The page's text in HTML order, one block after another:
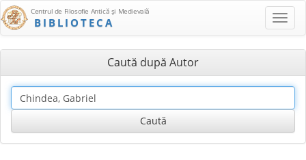
Centrul de Filosofie Antică şi Medievală
BIBLIOTECA
Caută după Autor